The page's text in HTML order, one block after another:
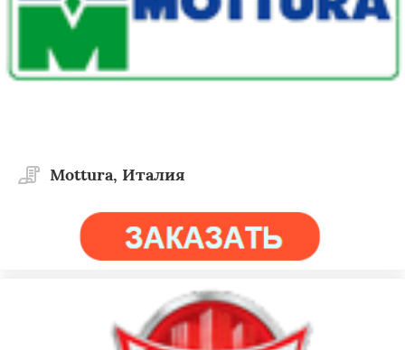
Mottura, Италия